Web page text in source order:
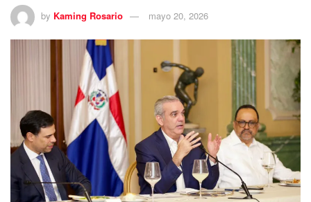
by Kaming Rosario mayo 20, 2026